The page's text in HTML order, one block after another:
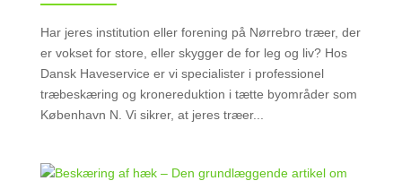
Har jeres institution eller forening på Nørrebro træer, der
er vokset for store, eller skygger de for leg og liv? Hos
Dansk Haveservice er vi specialister i professionel
træbeskæring og kronereduktion i tætte byområder som
København N. Vi sikrer, at jeres træer...